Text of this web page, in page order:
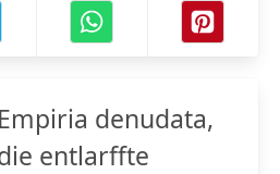
Empiria denudata,
entlarffte